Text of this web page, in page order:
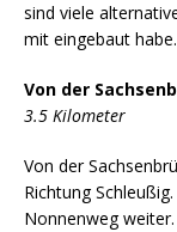
sind viele
mit eingebaut habe.
Von der
3.5 Kilometer
Von der
Richtung
Nonnenweg